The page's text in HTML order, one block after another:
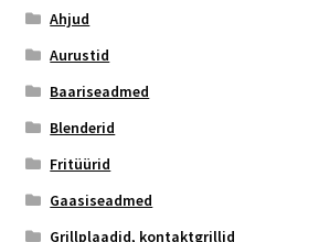
Ahjud
Aurustid
Baariseadmed
Blenderid
Fritüürid
Gaasiseadmed
Grillplaadid, kontaktgrillid